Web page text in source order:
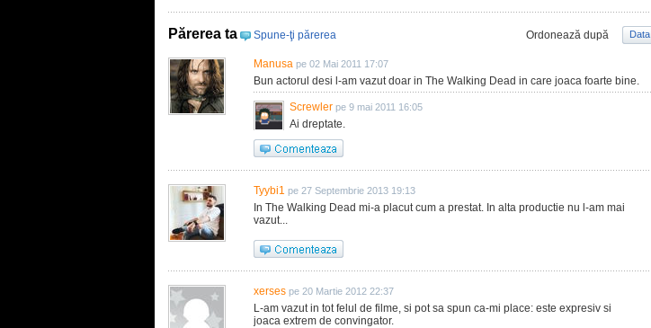
Părerea ta Spune-ţi părerea Ordonează după Data
Manusa pe 02 Mai 2011 17:07
Bun actorul desi l-am vazut doar in The Walking Dead in care joaca foarte bine.
Screwler pe 9 mai 2011 16:05
Ai dreptate.
Tyybi1 pe 27 Septembrie 2013 19:13
In The Walking Dead mi-a placut cum a prestat. In alta productie nu l-am mai
vazut...
xerses pe 20 Martie 2012 22:37
L-am vazut in tot felul de filme, si pot sa spun ca-mi place: este expresiv si
joaca extrem de convingator.